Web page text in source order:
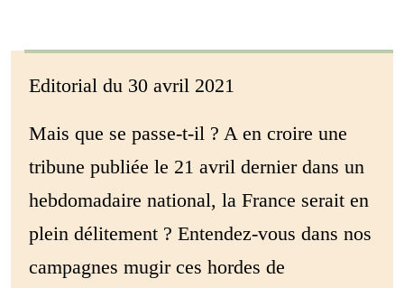
Editorial du 30 avril 2021
Mais que se passe-t-il ? A en croire une
tribune publiée le 21 avril dernier dans un
hebdomadaire national, la France serait en
plein délitement ? Entendez-vous dans nos
campagnes mugir ces hordes de